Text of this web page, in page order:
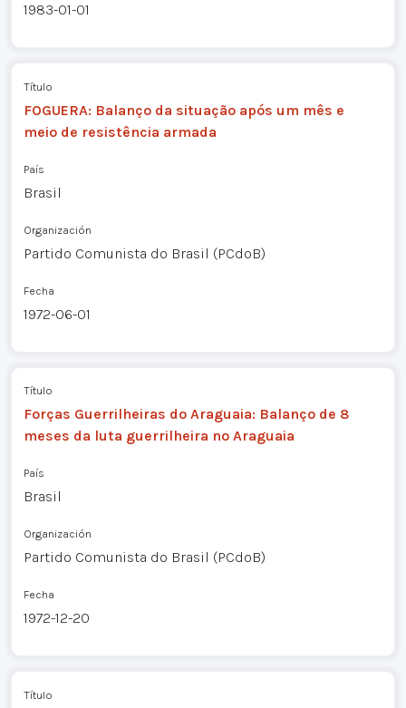
1983-01-01
Título
FOGUERA: Balanço da situação após um mês e
meio de resistência armada
País
Brasil
Organización
Partido Comunista do Brasil (PCdoB)
Fecha
1972-06-01
Título
Forças Guerrilheiras do Araguaia: Balanço de 8
meses da luta guerrilheira no Araguaia
País
Brasil
Organización
Partido Comunista do Brasil (PCdoB)
Fecha
1972-12-20
Título